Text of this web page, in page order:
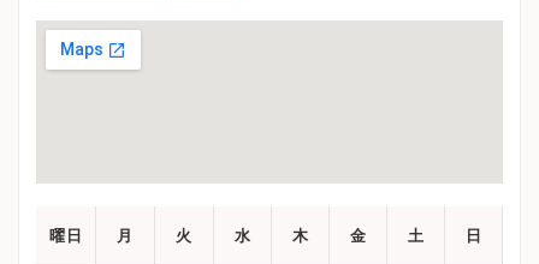
曜日 月 火 水 木 金 土 日